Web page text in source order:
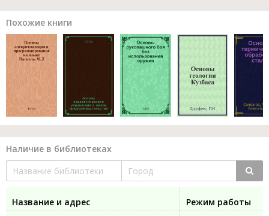
Похожие книги
Наличие в библиотеках
Название и адрес
Режим работы